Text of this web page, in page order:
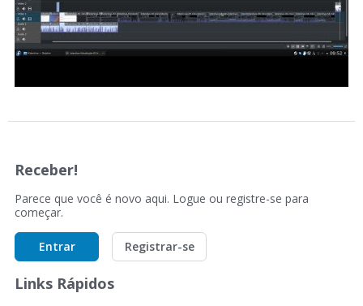
Receber!
Parece que você é novo aqui. Logue ou registre-se para
começar.
Entrar Registrar-se
Links Rápidos